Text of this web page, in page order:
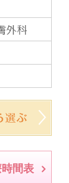
間表